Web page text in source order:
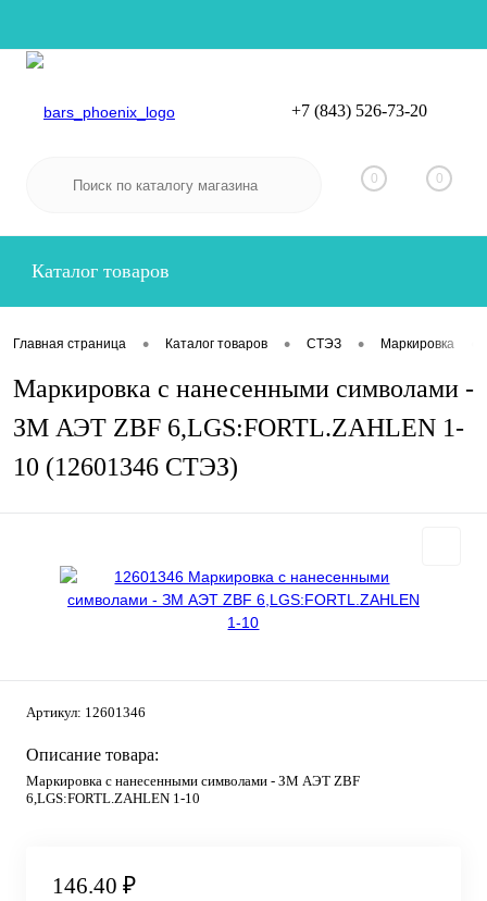
Вход
+7 (843) 526-73-20
0 0
Каталог товаров
Главная страница • Каталог товаров • СТЭЗ • Маркировка
Маркировка с нанесенными символами -
ЗМ АЭТ ZBF 6,LGS:FORTL.ZAHLEN 1-
10 (12601346 СТЭЗ)
Артикул: 12601346
Описание товара:
Маркировка с нанесенными символами - ЗМ АЭТ ZBF
6,LGS:FORTL.ZAHLEN 1-10
146.40 ₽